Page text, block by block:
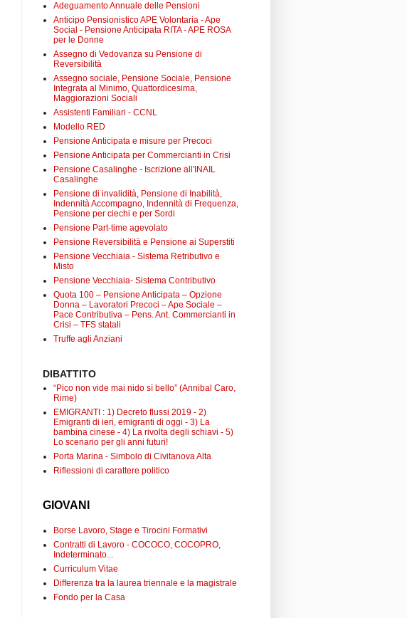
Adeguamento Annuale delle Pensioni
Anticipo Pensionistico APE Volontaria - Ape
Social - Pensione Anticipata RITA - APE ROSA
per le Donne
Assegno di Vedovanza su Pensione di
Reversibilità
Assegno sociale, Pensione Sociale, Pensione
Integrata al Minimo, Quattordicesima,
Maggiorazioni Sociali
Assistenti Familiari - CCNL
Modello RED
Pensione Anticipata e misure per Precoci
Pensione Anticipata per Commercianti in Crisi
Pensione Casalinghe - Iscrizione all'INAIL
Casalinghe
Pensione di invalidità, Pensione di Inabilità,
Indennità Accompagno, Indennità di Frequenza,
Pensione per ciechi e per Sordi
Pensione Part-time agevolato
Pensione Reversibilità e Pensione ai Superstiti
Pensione Vecchiaia - Sistema Retributivo e
Misto
Pensione Vecchiaia- Sistema Contributivo
Quota 100 – Pensione Anticipata – Opzione
Donna – Lavoratori Precoci – Ape Sociale –
Pace Contributiva – Pens. Ant. Commercianti in
Crisi – TFS statali
Truffe agli Anziani
DIBATTITO
“Pico non vide mai nido sì bello” (Annibal Caro,
Rime)
EMIGRANTI : 1) Decreto flussi 2019 - 2)
Emigranti di ieri, emigranti di oggi - 3) La
bambina cinese - 4) La rivolta degli schiavi - 5)
Lo scenario per gli anni futuri!
Porta Marina - Simbolo di Civitanova Alta
Riflessioni di carattere politico
GIOVANI
Borse Lavoro, Stage e Tirocini Formativi
Contratti di Lavoro - COCOCO, COCOPRO,
Indeterminato...
Curriculum Vitae
Differenza tra la laurea triennale e la magistrale
Fondo per la Casa